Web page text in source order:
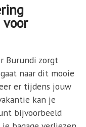
Burundi zorgt
naar dit mooie
er tijdens jouw
kan je
bijvoorbeeld